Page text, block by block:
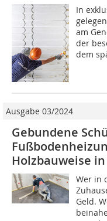
In
am
der
dem
Ausgabe 03/2024
Gebundene
Holzbauweise
Wer in
Geld.